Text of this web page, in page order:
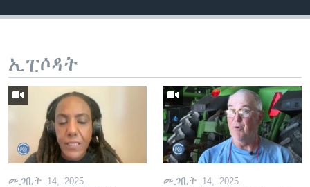
ኢፒሶዳት
መጋቢት 14, 2025 መጋቢት 14, 2025